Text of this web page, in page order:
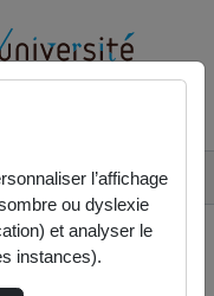
- Partie1
l’affichage
ou dyslexie
et analyser le
instances).